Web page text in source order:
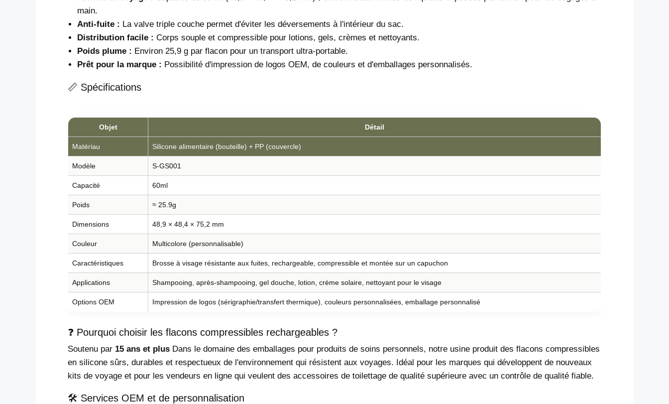
main.
Anti-fuite : La valve triple couche permet d'éviter les déversements à l'intérieur du sac.
Distribution facile : Corps souple et compressible pour lotions, gels, crèmes et nettoyants.
Poids plume : Environ 25,9 g par flacon pour un transport ultra-portable.
Prêt pour la marque : Possibilité d'impression de logos OEM, de couleurs et d'emballages personnalisés.
📏 Spécifications
Objet Détail
Matériau Silicone alimentaire (bouteille) + PP (couvercle)
Modèle S-GS001
Capacité 60ml
Poids ≈ 25.9g
Dimensions 48,9 × 48,4 × 75,2 mm
Couleur Multicolore (personnalisable)
Caractéristiques Brosse à visage résistante aux fuites, rechargeable, compressible et montée sur un capuchon
Applications Shampooing, après-shampooing, gel douche, lotion, crème solaire, nettoyant pour le visage
Options OEM Impression de logos (sérigraphie/transfert thermique), couleurs personnalisées, emballage personnalisé
❓ Pourquoi choisir les flacons compressibles rechargeables ?
Soutenu par 15 ans et plus Dans le domaine des emballages pour produits de soins personnels, notre usine produit des flacons compressibles
en silicone sûrs, durables et respectueux de l'environnement qui résistent aux voyages. Idéal pour les marques qui développent de nouveaux
kits de voyage et pour les vendeurs en ligne qui veulent des accessoires de toilettage de qualité supérieure avec un contrôle de qualité fiable.
🛠 Services OEM et de personnalisation